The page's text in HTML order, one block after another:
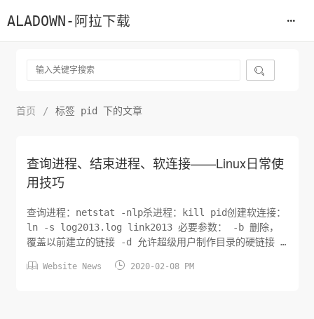
ALADOWN-阿拉下载

首页 / 标签 pid 下的文章
查询进程、结束进程、软连接——Linux日常使
用技巧
查询进程：netstat -nlp杀进程：kill pid创建软连接：
ln -s log2013.log link2013 必要参数： -b 删除，
覆盖以前建立的链接 -d 允许超级用户制作目录的硬链接 -
n 把符号链接视为一般目录 -s 软链接(符号链接) -v 显
 Website News  2020-02-08 PM